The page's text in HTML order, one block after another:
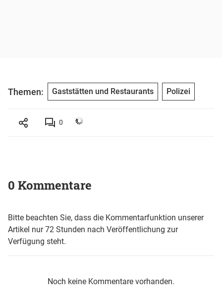
Themen: Gaststätten und Restaurants Polizei
0
0 Kommentare
Bitte beachten Sie, dass die Kommentarfunktion unserer
Artikel nur 72 Stunden nach Veröffentlichung zur
Verfügung steht.
Noch keine Kommentare vorhanden.